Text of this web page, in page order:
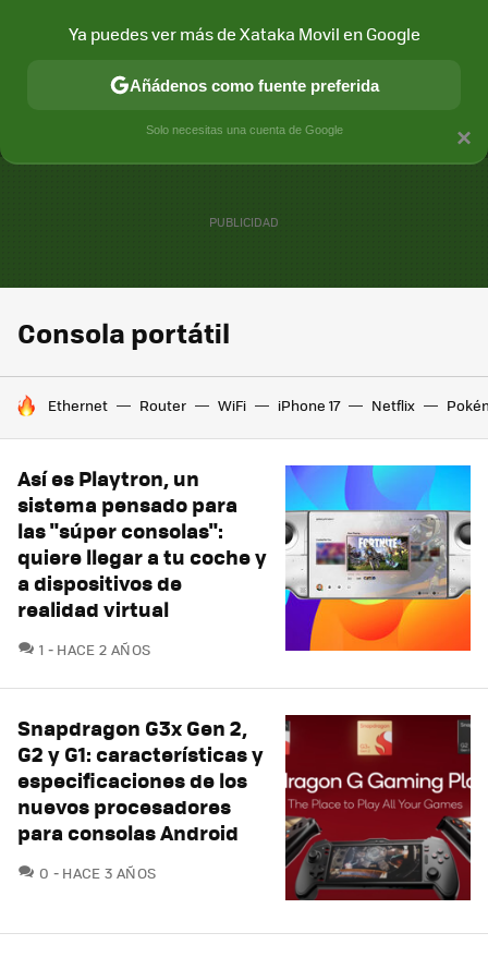
MÓVIL Y SOCIEDAD APLICACIONES
Consola portátil
HOY SE HABLA DE
Ethernet Router WiFi iPhone 17 Netflix
Así es Playtron, un
sistema pensado para
las "súper consolas":
quiere llegar a tu coche y
a dispositivos de
realidad virtual
1 COMENTARIOS
HACE 2 AÑOS
Snapdragon G3x Gen 2,
G2 y G1: características y
especificaciones de los
nuevos procesadores
para consolas Android
0 COMENTARIOS
HACE 3 AÑOS
×
Ya puedes ver más de Xataka Movil en Google
Añádenos como fuente preferida
Solo necesitas una cuenta de Google